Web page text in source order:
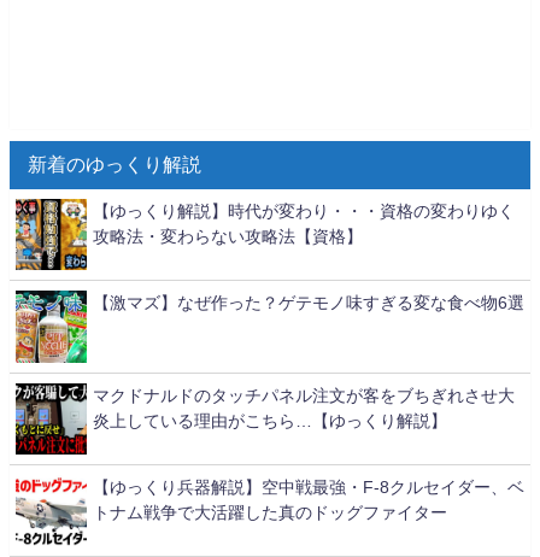
新着のゆっくり解説
【ゆっくり解説】時代が変わり・・・資格の変わりゆく
攻略法・変わらない攻略法【資格】
【激マズ】なぜ作った？ゲテモノ味すぎる変な食べ物6選
マクドナルドのタッチパネル注文が客をブちぎれさせ大
炎上している理由がこちら…【ゆっくり解説】
【ゆっくり兵器解説】空中戦最強・F-8クルセイダー、ベ
トナム戦争で大活躍した真のドッグファイター